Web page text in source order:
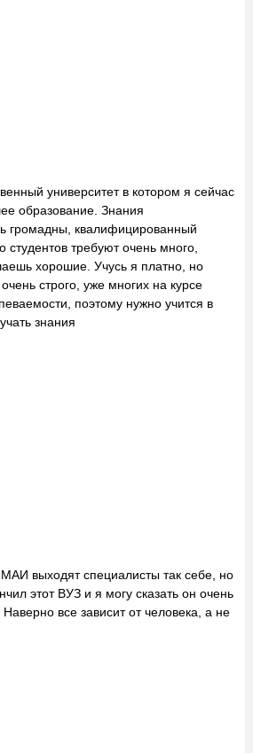
университет в котором я сейчас
образование. Знания
громадны, квалифицированный
требуют очень много,
хорошие. Учусь я платно, но
строго, уже многих на курсе
поэтому нужно учится в
знания
МАИ выходят специалисты так себе, но
этот ВУЗ и я могу сказать он очень
все зависит от человека, а не